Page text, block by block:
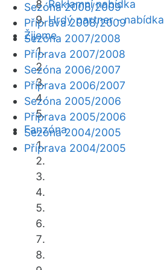
Reklamní nabídka
Hrdý partner - nabídka
Žijeme
Fanzóna
Sezóna 2008/2009
Příprava 2008/2009
Sezóna 2007/2008
Příprava 2007/2008
Sezóna 2006/2007
Příprava 2006/2007
Sezóna 2005/2006
Příprava 2005/2006
Sezóna 2004/2005
Příprava 2004/2005